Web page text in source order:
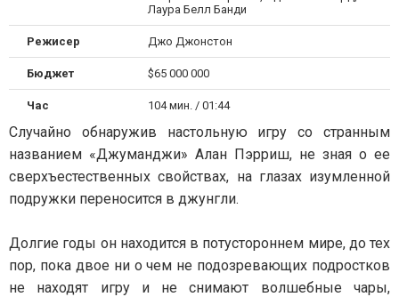
Лаура Белл Банди
Режисер Джо Джонстон
Бюджет $65 000 000
Час 104 мин. / 01:44
Случайно обнаружив настольную игру со странным
названием «Джуманджи» Алан Пэрриш, не зная о ее
сверхъестественных свойствах, на глазах изумленной
подружки переносится в джунгли.
Долгие годы он находится в потустороннем мире, до тех
пор, пока двое ни о чем не подозревающих подростков
не находят игру и не снимают волшебные чары,